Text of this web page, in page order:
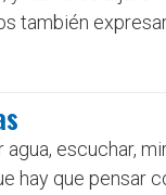
también
escuchar,
hay que pensar